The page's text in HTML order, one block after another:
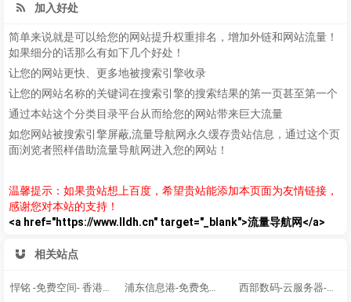
加入好处
简单来说就是可以给您的网站提升权重排名，增加外链和网站流量！
如果细分的话那么有如下几个好处！
让您的网站更快、更多地被搜索引擎收录
让您的网站名称的关键词在搜索引擎的搜索结果的第一页甚至第一个
通过本站这个分类目录平台从而给您的网站带来巨大流量
如您网站被搜索引擎屏蔽,流量导航网永久缓存贵站信息，通过这个页
面浏览者照样借助流量导航网进入您的网站！
温馨提示：如果贵站想上百度，希望贵站能添加本页面为友情链接，
感谢您对本站的支持！
<a href="https://www.lldh.cn" target="_blank">流量导航网</a>
相关站点
浦东信息港-免费免备案虚拟主机空间,免费ASP|.NET空间申请 西部数码-云服务器-虚拟主机-域名注册19年知名云服务商！